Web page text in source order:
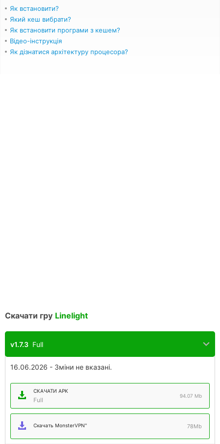
Як встановити?
Який кеш вибрати?
Як встановити програми з кешем?
Відео-інструкція
Як дізнатися архітектуру процесора?
Скачати гру Linelight
v1.7.3 Full
16.06.2026 - Зміни не вказані.
СКАЧАТИ APK
Full
94.07 Mb
Скачать MonsterVPN" 78Mb